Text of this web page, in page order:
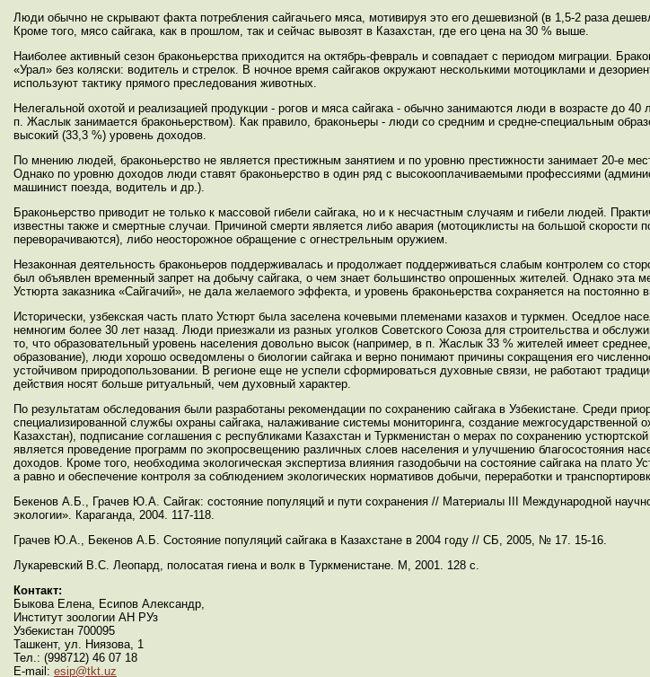
Люди обычно не скрывают факта потребления сайгачьего мяса, мотивируя это его дешевизной (в 1,5-2 раза
Кроме того, мясо сайгака, как в прошлом, так и сейчас вывозят в Казахстан, где его цена на 30 % выше.
Наиболее активный сезон браконьерства приходится на октябрь-февраль и совпадает с периодом миграции.
«Урал» без коляски: водитель и стрелок. В ночное время сайгаков окружают несколькими мотоциклами и
используют тактику прямого преследования животных.
Нелегальной охотой и реализацией продукции - рогов и мяса сайгака - обычно занимаются люди в возрасте до
п. Жаслык занимается браконьерством). Как правило, браконьеры - люди со средним и средне-специальным
высокий (33,3 %) уровень доходов.
По мнению людей, браконьерство не является престижным занятием и по уровню престижности занимает 20-е
Однако по уровню доходов люди ставят браконьерство в один ряд с высокооплачиваемыми профессиями
машинист поезда, водитель и др.).
Браконьерство приводит не только к массовой гибели сайгака, но и к несчастным случаям и гибели людей.
известны также и смертные случаи. Причиной смерти является либо авария (мотоциклисты на большой скорости
переворачиваются), либо неосторожное обращение с огнестрельным оружием.
Незаконная деятельность браконьеров поддерживалась и продолжает поддерживаться слабым контролем со
был объявлен временный запрет на добычу сайгака, о чем знает большинство опрошенных жителей. Однако эта
Устюрта заказника «Сайгачий», не дала желаемого эффекта, и уровень браконьерства сохраняется на постоянно
Исторически, узбекская часть плато Устюрт была заселена кочевыми племенами казахов и туркмен. Оседлое
немногим более 30 лет назад. Люди приезжали из разных уголков Советского Союза для строительства и
то, что образовательный уровень населения довольно высок (например, в п. Жаслык 33 % жителей имеет
образование), люди хорошо осведомлены о биологии сайгака и верно понимают причины сокращения его
устойчивом природопользовании. В регионе еще не успели сформироваться духовные связи, не работают
действия носят больше ритуальный, чем духовный характер.
По результатам обследования были разработаны рекомендации по сохранению сайгака в Узбекистане. Среди
специализированной службы охраны сайгака, налаживание системы мониторинга, создание межгосударственной
Казахстан), подписание соглашения с республиками Казахстан и Туркменистан о мерах по сохранению
является проведение программ по экопросвещению различных слоев населения и улучшению благосостояния
доходов. Кроме того, необходима экологическая экспертиза влияния газодобычи на состояние сайгака на плато
а равно и обеспечение контроля за соблюдением экологических нормативов добычи, переработки и
Бекенов А.Б., Грачев Ю.А. Сайгак: состояние популяций и пути сохранения // Материалы III Международной
экологии». Караганда, 2004. 117-118.
Грачев Ю.А., Бекенов А.Б. Состояние популяций сайгака в Казахстане в 2004 году // СБ, 2005, № 17. 15-16.
Лукаревский В.С. Леопард, полосатая гиена и волк в Туркменистане. М, 2001. 128 с.
Контакт:
Быкова Елена, Есипов Александр,
Институт зоологии АН РУз
Узбекистан 700095
Ташкент, ул. Ниязова, 1
Тел.: (998712) 46 07 18
E-mail: esip@tkt.uz